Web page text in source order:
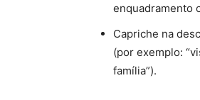
enquadramento
Capriche na
(por exemplo:
família”).